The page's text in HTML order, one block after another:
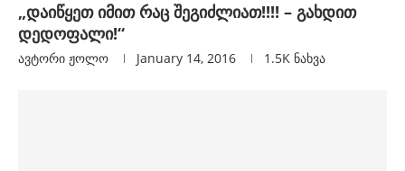
„დაიწყეთ იმით რაც შეგიძლიათ!!!! – გახდით
დედოფალი!“
ავტორი Ჟოლო January 14, 2016 1.5K ნახვა